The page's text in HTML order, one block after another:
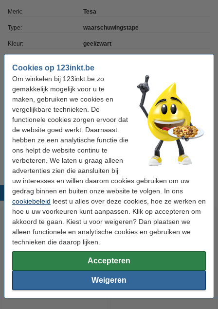
Cookies op 123inkt.be
Om winkelen bij 123inkt.be zo
gemakkelijk mogelijk voor u te
maken, gebruiken we cookies en
vergelijkbare technieken. De
functionele cookies zorgen ervoor dat
de website goed werkt. Daarnaast
hebben ze een analytische functie die
ons helpt de website continu te
verbeteren. We laten u graag alleen
advertenties zien die aansluiten bij
uw interesses en willen daarom cookies gebruiken om uw
gedrag binnen en buiten onze website te volgen. In ons
cookiebeleid leest u alles over deze cookies, hoe ze werken en
hoe u uw voorkeuren kunt aanpassen. Klik op accepteren om
akkoord te gaan. Kiest u voor weigeren? Dan plaatsen we
alleen functionele en analytische cookies en gebruiken we
technieken die daarop lijken.
Accepteren
Weigeren
Merk: Tesa
Type: waarschuwingstape
Kleur: geel/zwart
Materiaal: PP folie
Aantal: 1 rol
Tip: verpakkingstape dispenser meebestellen
123inkt verpakkingstapedispenser
€ 7,95
Populaire producten